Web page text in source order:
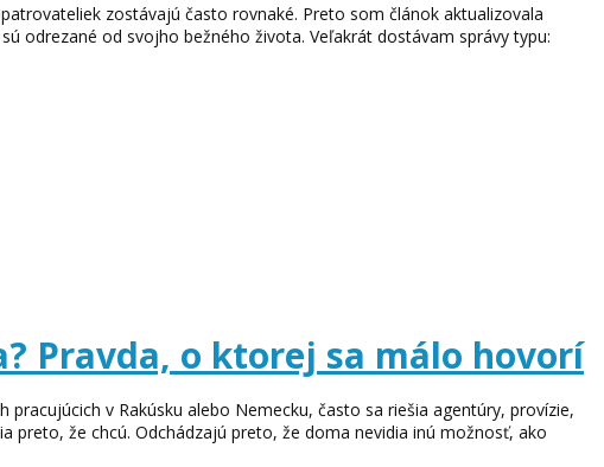
zostávajú často rovnaké. Preto som článok aktualizovala
odrezané od svojho bežného života. Veľakrát dostávam správy typu:
Pravda, o ktorej sa málo hovorí
v Rakúsku alebo Nemecku, často sa riešia agentúry, provízie,
preto, že chcú. Odchádzajú preto, že doma nevidia inú možnosť, ako